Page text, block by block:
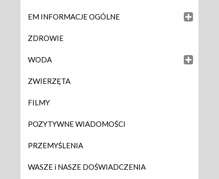
EM INFORMACJE OGÓLNE
ZDROWIE
WODA
ZWIERZĘTA
FILMY
POZYTYWNE WIADOMOŚCI
PRZEMYŚLENIA
WASZE i NASZE DOŚWIADCZENIA